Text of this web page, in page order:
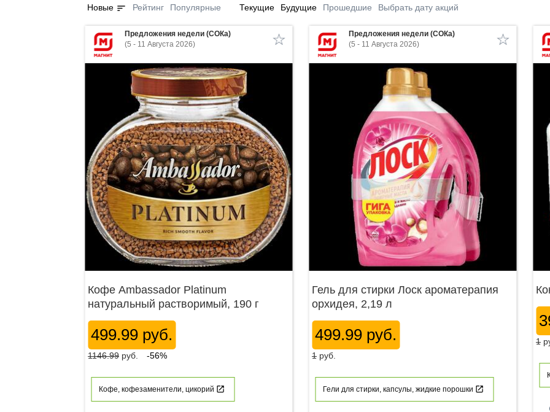
Новые sort Рейтинг Популярные Текущие Будущие Прошедшие Выбрать дату акций
Предложения недели (СОКа)
(5 - 11 Августа 2026)
Кофе Ambassador Platinum
натуральный растворимый, 190 г
499.99 руб.
1146.99 руб. -56%
Кофе, кофезаменители, цикорий
Предложения недели (СОКа)
(5 - 11 Августа 2026)
Гель для стирки Лоск ароматерапия
орхидея, 2,19 л
499.99 руб.
1 руб.
Гели для стирки, капсулы, жидкие порошки
1